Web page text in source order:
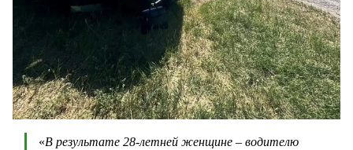
«В результате 28-летней женщине – водителю